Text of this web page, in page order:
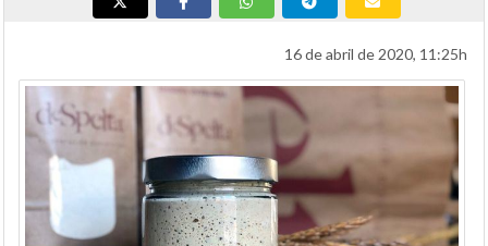
16 de abril de 2020, 11:25h